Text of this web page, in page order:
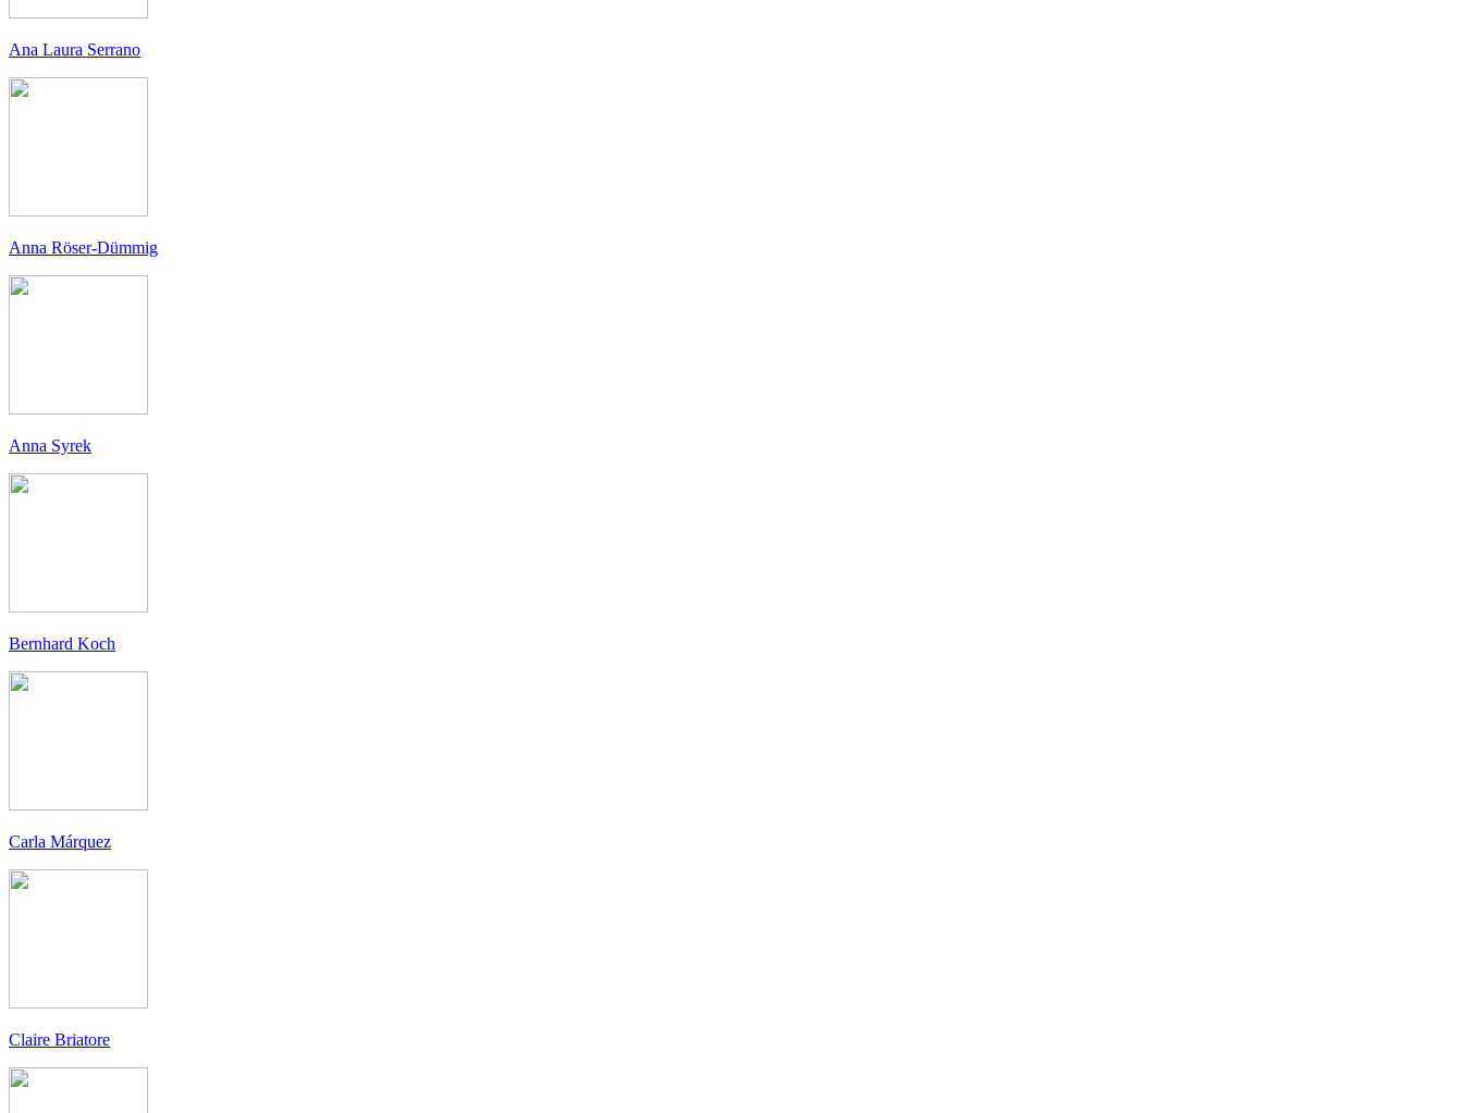
Ana Laura Serrano
Anna Röser-Dümmig
Anna Syrek
Bernhard Koch
Carla Márquez
Claire Briatore